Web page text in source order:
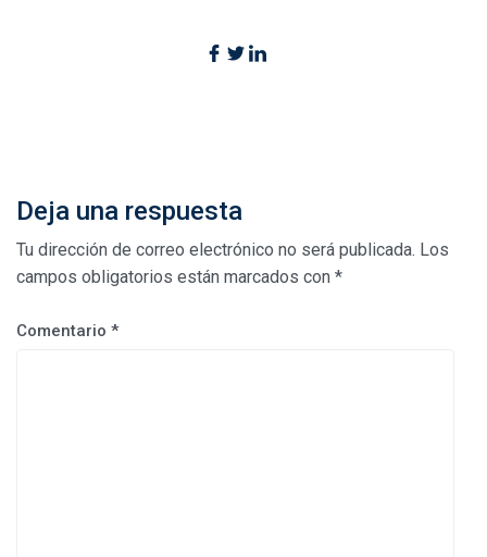
Deja una respuesta
Tu dirección de correo electrónico no será publicada. Los
campos obligatorios están marcados con *
Comentario *